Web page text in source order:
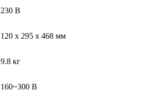
230 В
120 x 295 x 468 мм
9.8 кг
160~300 В